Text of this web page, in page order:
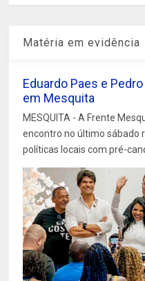
Matéria em evidência
Eduardo Paes e
em Mesquita
MESQUITA - A Frente
encontro no último sábado
políticas locais com pré-